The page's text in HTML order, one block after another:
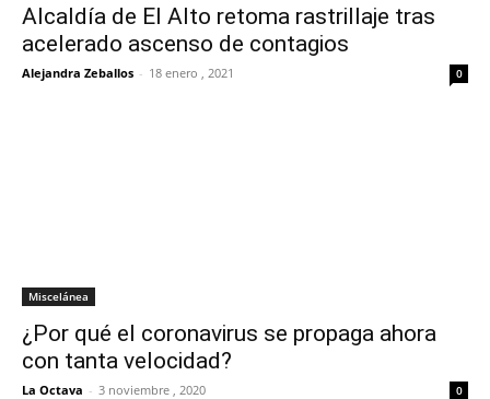
Alcaldía de El Alto retoma rastrillaje tras
acelerado ascenso de contagios
Alejandra Zeballos - 18 enero , 2021 0
Miscelánea
¿Por qué el coronavirus se propaga ahora
con tanta velocidad?
La Octava - 3 noviembre , 2020 0